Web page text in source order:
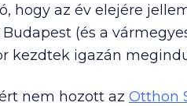
hogy az év elejére
(és a
kezdtek igazán
nem hozott az Otthon